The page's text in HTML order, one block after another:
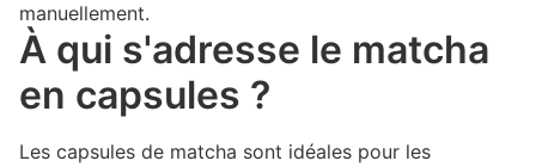
manuellement.
À qui s'adresse le matcha
en capsules ?
Les capsules de matcha sont idéales pour les